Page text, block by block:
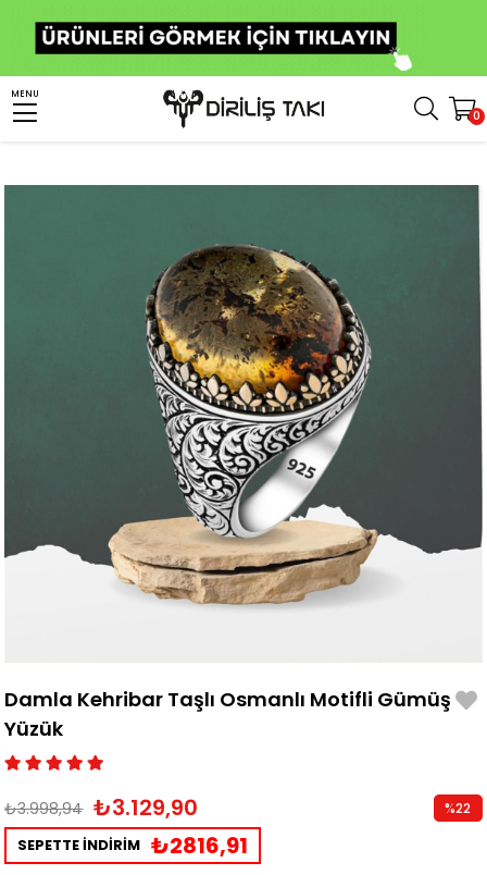
MENU
0
Erkek Gümüş Yüzük
Damla Kehribar Taşlı Osmanlı Motifli Gümüş Yüzük
Damla Kehribar Taşlı Osmanlı Motifli Gümüş
Yüzük
₺3.998,94 ₺3.129,90
SEPETTE İNDİRİM ₺2816,91
%22